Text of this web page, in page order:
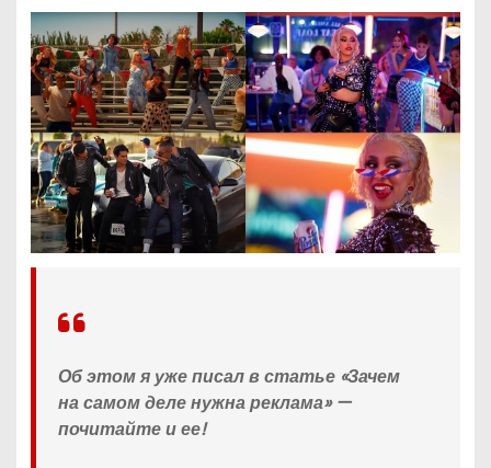
Об этом я уже писал в статье «Зачем
на самом деле нужна реклама» —
почитайте и ее!